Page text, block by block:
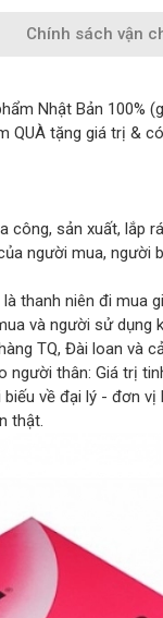
Chính sách vận
Nhật Bản 100%
QUÀ tặng giá trị &
công, sản xuất, lắp
người mua, người
thanh niên đi mua
và người sử dụng
TQ, Đài loan và
người thân: Giá trị
về đại lý - đơn
thật.